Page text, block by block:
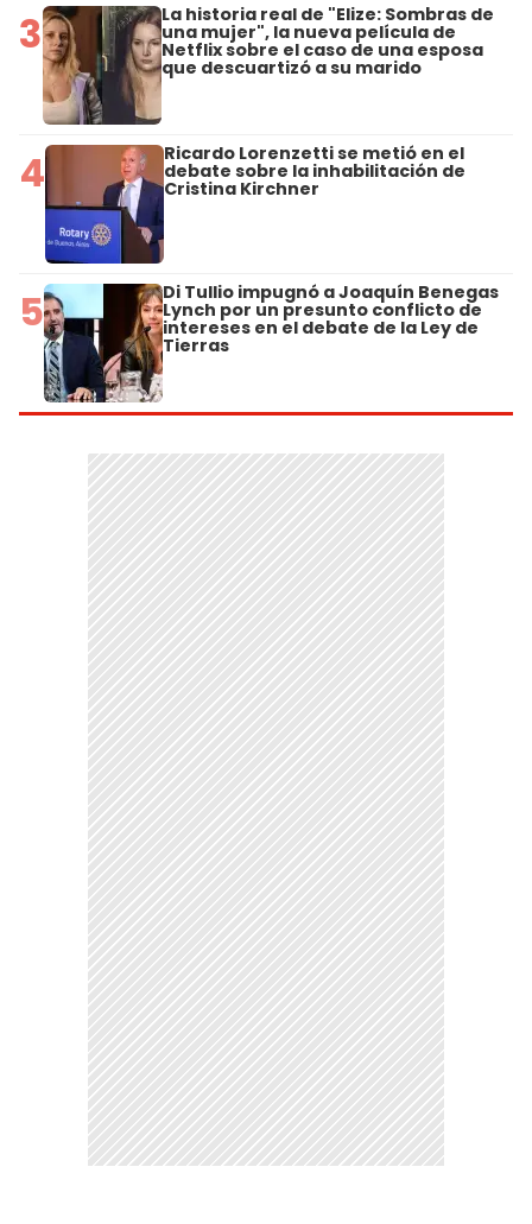
3 La historia real de "Elize: Sombras de
una mujer", la nueva película de
Netflix sobre el caso de una esposa
que descuartizó a su marido
4 Ricardo Lorenzetti se metió en el
debate sobre la inhabilitación de
Cristina Kirchner
5 Di Tullio impugnó a Joaquín Benegas
Lynch por un presunto conflicto de
intereses en el debate de la Ley de
Tierras